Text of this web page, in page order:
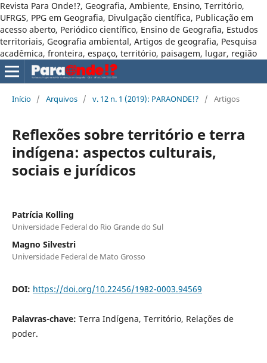
Revista Para Onde!?, Geografia, Ambiente, Ensino, Território,
UFRGS, PPG em Geografia, Divulgação científica, Publicação em
acesso aberto, Periódico científico, Ensino de Geografia, Estudos
territoriais, Geografia ambiental, Artigos de geografia, Pesquisa
acadêmica, fronteira, espaço, território, paisagem, lugar, região
Início / Arquivos / v. 12 n. 1 (2019): PARAONDE!? / Artigos
Reflexões sobre território e terra
indígena: aspectos culturais,
sociais e jurídicos
Patrícia Kolling
Universidade Federal do Rio Grande do Sul
Magno Silvestri
Universidade Federal de Mato Grosso
DOI: https://doi.org/10.22456/1982-0003.94569
Palavras-chave: Terra Indígena, Território, Relações de
poder.